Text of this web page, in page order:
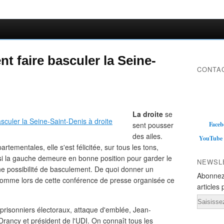
faire basculer la Seine-
La droite se
sent pousser
des ailes.
elle s'est félicitée, sur tous les tons,
la gauche demeure en bonne position pour garder le
possibilité de basculement. De quoi donner un
lors de cette conférence de presse organisée ce
électoraux, attaque d'emblée, Jean-
et président de l'UDI. On connaît tous les
articles
Email